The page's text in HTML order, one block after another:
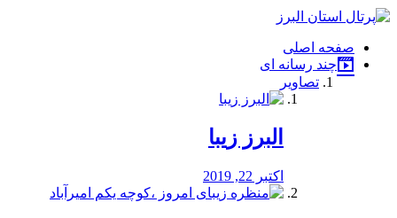
فصد
شرق
تهران
خشکشویی
صفحه اصلی
چند رسانه ای
تصاویر
البرز زیبا
اکتبر 22, 2019